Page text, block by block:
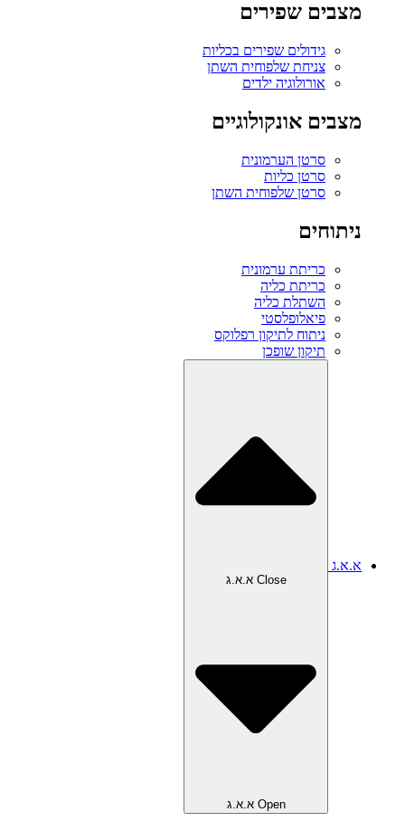
מצבים שפירים
גידולים שפירים בכליות
צניחת שלפוחית השתן
אורולוגיה ילדים
מצבים אונקולוגיים
סרטן הערמונית
סרטן כליות
סרטן שלפוחית השתן
ניתוחים
כריתת ערמונית
כריתת כליה
השתלת כליה
פיאלופלסטי
ניתוח לתיקון רפלוקס
תיקון שופכן
א.א.ג
Close א.א.ג
Open א.א.ג